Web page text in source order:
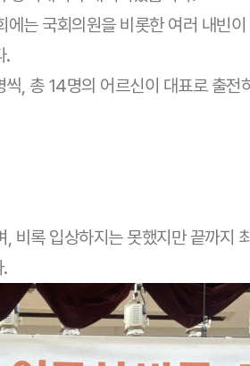
는 국회의원을 비롯한 여러 내
.
, 총 14명의 어르신이 대표로 출
비록 입상하지는 못했지만 끝까